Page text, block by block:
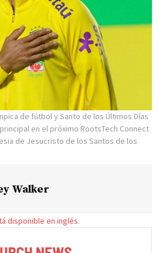
de fútbol y Santo de los Últimos Días
en el próximo RootsTech Connect
de Jesucristo de los Santos de los
Walker
disponible en inglés.